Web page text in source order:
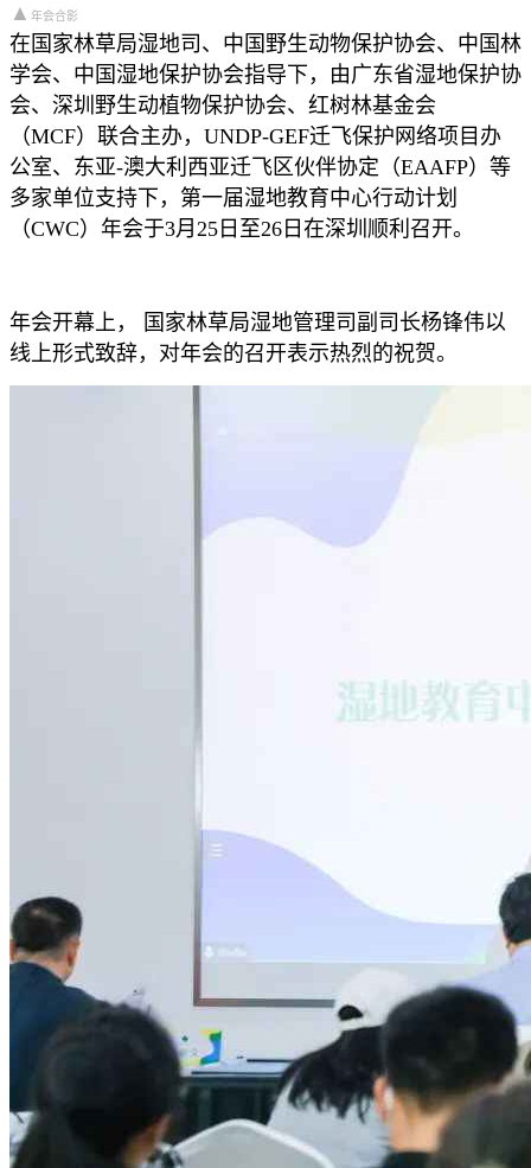
▲ 年会合影
在国家林草局湿地司、中国野生动物保护协会、中国林
学会、中国湿地保护协会指导下，由广东省湿地保护协
会、深圳野生动植物保护协会、红树林基金会
（MCF）联合主办，UNDP-GEF迁飞保护网络项目办
公室、东亚-澳大利西亚迁飞区伙伴协定（EAAFP）等
多家单位支持下，第一届湿地教育中心行动计划
（CWC）年会于3月25日至26日在深圳顺利召开。
年会开幕上， 国家林草局湿地管理司副司长杨锋伟以
线上形式致辞，对年会的召开表示热烈的祝贺。